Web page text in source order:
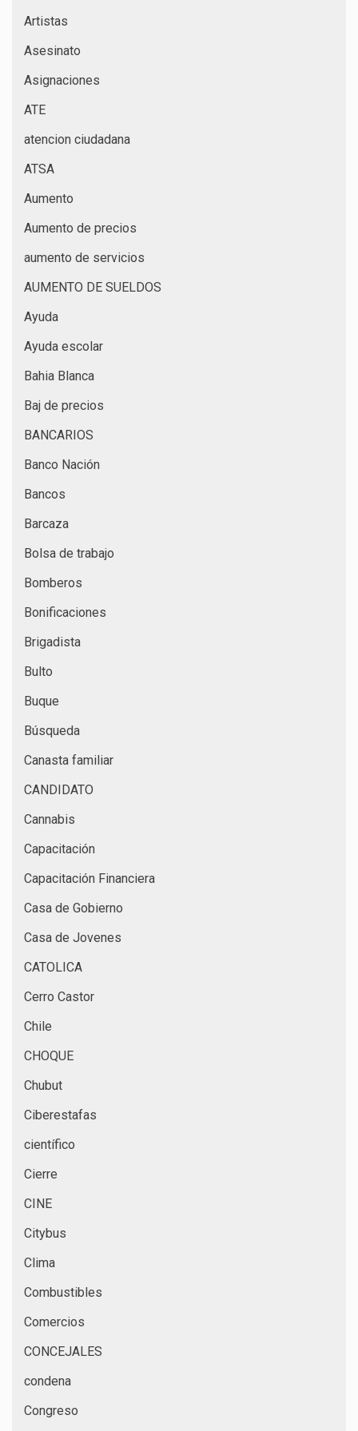
Artistas
Asesinato
Asignaciones
ATE
atencion ciudadana
ATSA
Aumento
Aumento de precios
aumento de servicios
AUMENTO DE SUELDOS
Ayuda
Ayuda escolar
Bahia Blanca
Baj de precios
BANCARIOS
Banco Nación
Bancos
Barcaza
Bolsa de trabajo
Bomberos
Bonificaciones
Brigadista
Bulto
Buque
Búsqueda
Canasta familiar
CANDIDATO
Cannabis
Capacitación
Capacitación Financiera
Casa de Gobierno
Casa de Jovenes
CATOLICA
Cerro Castor
Chile
CHOQUE
Chubut
Ciberestafas
científico
Cierre
CINE
Citybus
Clima
Combustibles
Comercios
CONCEJALES
condena
Congreso